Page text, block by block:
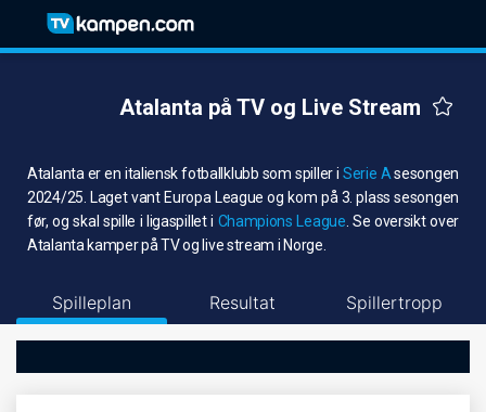
Atalanta på TV og Live Stream
Atalanta er en italiensk fotballklubb som spiller i Serie Asesongen
2024/25. Laget vant Europa League og kom på 3. plass sesongen
før, og skal spille i ligaspillet i Champions League . Se oversikt over
Atalanta kamper på TV og live stream i Norge.
Spilleplan Resultat Spillertropp